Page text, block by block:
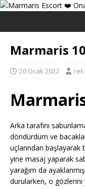
Marmaris
20 Ocak 2022
Arka tarafını
döndürdüm ve
uçlarından başlayarak
yine masaj yaparak
yarağım da
durularken, o gözlerini